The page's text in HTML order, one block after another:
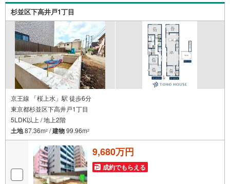
せ、弊社へのご来社など、ご相談ください。ご希望があれ
ば周辺環境、お客様の希望に合わせた物件などもご案内を
いたします。お住まい探しは朝日土地建物（株）八王子
店 営業1課にお任せください！
杉並区下高井戸1丁目
京王線 「桜上水」駅 徒歩6分
東京都杉並区下高井戸1丁目
5LDK以上 / 地上2階
土地87.36m2 /建物99.96m2
9,680万円
成約でもらえる